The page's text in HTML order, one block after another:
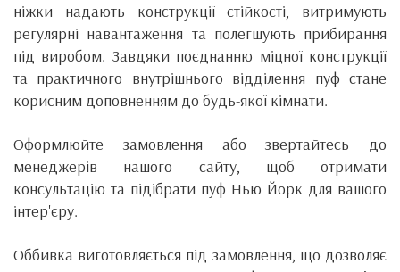
ніжки надають конструкції стійкості, витримують
регулярні навантаження та полегшують прибирання
під виробом. Завдяки поєднанню міцної конструкції
та практичного внутрішнього відділення пуф стане
корисним доповненням до будь-якої кімнати.
Оформлюйте замовлення або звертайтесь до
менеджерів нашого сайту, щоб отримати
консультацію та підібрати пуф Нью Йорк для вашого
інтер'єру.
Оббивка виготовляється під замовлення, що дозволяє